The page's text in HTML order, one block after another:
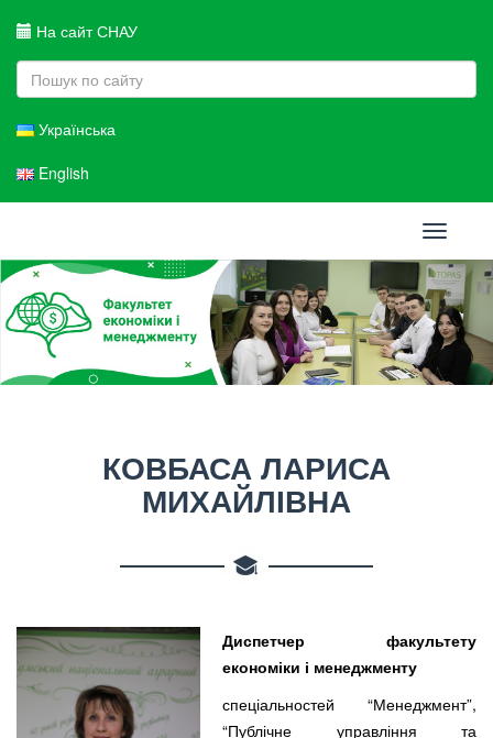
На сайт СНАУ
Українська
English
Toggle
КОВБАСА ЛАРИСА
МИХАЙЛІВНА
Диспетчер факультету
економіки і менеджменту
спеціальностей “Менеджмент”,
“Публічне управління та